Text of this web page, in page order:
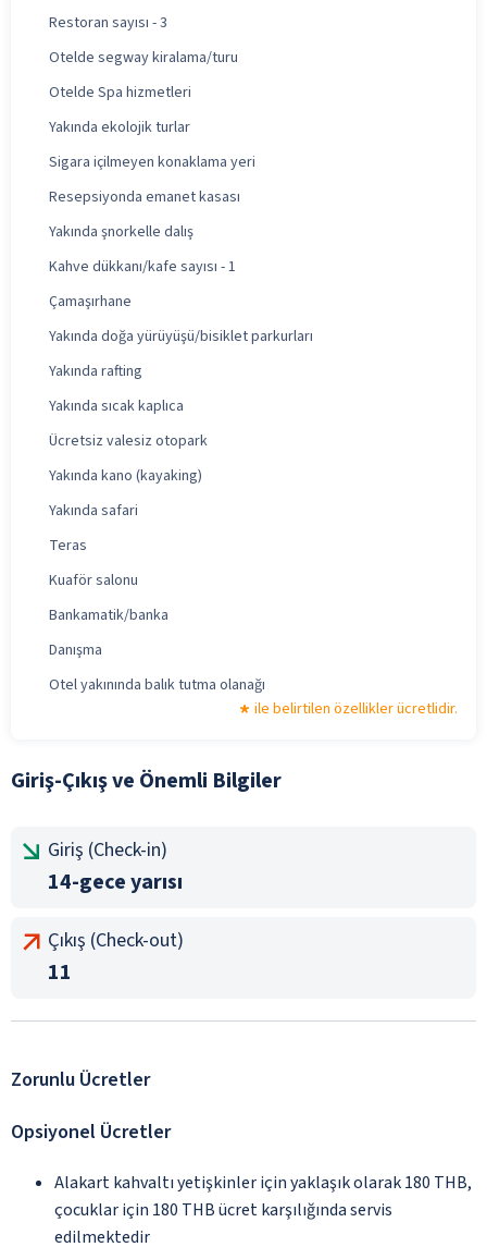
Restoran sayısı - 3
Otelde segway kiralama/turu
Otelde Spa hizmetleri
Yakında ekolojik turlar
Sigara içilmeyen konaklama yeri
Resepsiyonda emanet kasası
Yakında şnorkelle dalış
Kahve dükkanı/kafe sayısı - 1
Çamaşırhane
Yakında doğa yürüyüşü/bisiklet parkurları
Yakında rafting
Yakında sıcak kaplıca
Ücretsiz valesiz otopark
Yakında kano (kayaking)
Yakında safari
Teras
Kuaför salonu
Bankamatik/banka
Danışma
Otel yakınında balık tutma olanağı
ile belirtilen özellikler ücretlidir.
Giriş-Çıkış ve Önemli Bilgiler
Giriş (Check-in)
14-gece yarısı
Çıkış (Check-out)
11
Zorunlu Ücretler
Opsiyonel Ücretler
Alakart kahvaltı yetişkinler için yaklaşık olarak 180 THB,
çocuklar için 180 THB ücret karşılığında servis
edilmektedir